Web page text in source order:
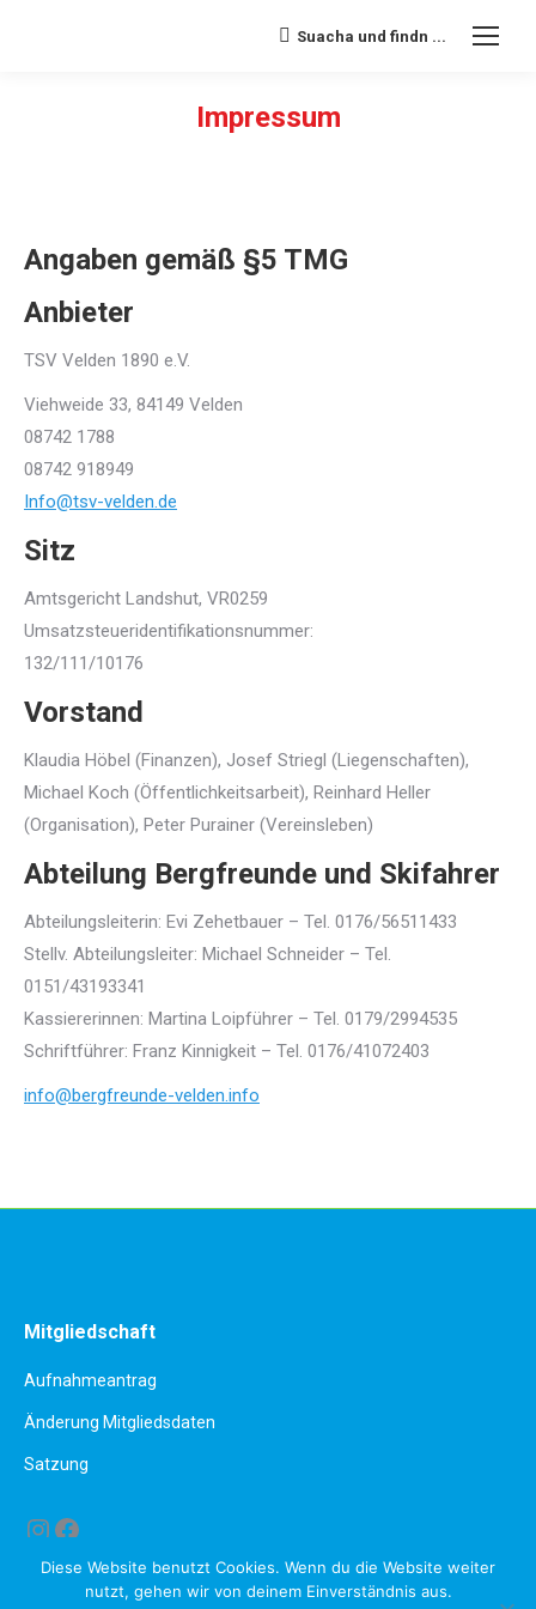
Search:
Suacha und findn ...
Impressum
Angaben gemäß §5 TMG
Anbieter
TSV Velden 1890 e.V.
Viehweide 33, 84149 Velden
08742 1788
08742 918949
Info@tsv-velden.de
Sitz
Amtsgericht Landshut, VR0259
Umsatzsteueridentifikationsnummer:
132/111/10176
Vorstand
Klaudia Höbel (Finanzen), Josef Striegl (Liegenschaften),
Michael Koch (Öffentlichkeitsarbeit), Reinhard Heller
(Organisation), Peter Purainer (Vereinsleben)
Abteilung Bergfreunde und Skifahrer
Abteilungsleiterin: Evi Zehetbauer – Tel. 0176/56511433
Stellv. Abteilungsleiter: Michael Schneider – Tel.
0151/43193341
Kassiererinnen: Martina Loipführer – Tel. 0179/2994535
Schriftführer: Franz Kinnigkeit – Tel. 0176/41072403
info@bergfreunde-velden.info
Mitgliedschaft
Aufnahmeantrag
Änderung Mitgliedsdaten
Satzung
Instagram
Facebook
Diese Website benutzt Cookies. Wenn du die Website weiter
nutzt, gehen wir von deinem Einverständnis aus.